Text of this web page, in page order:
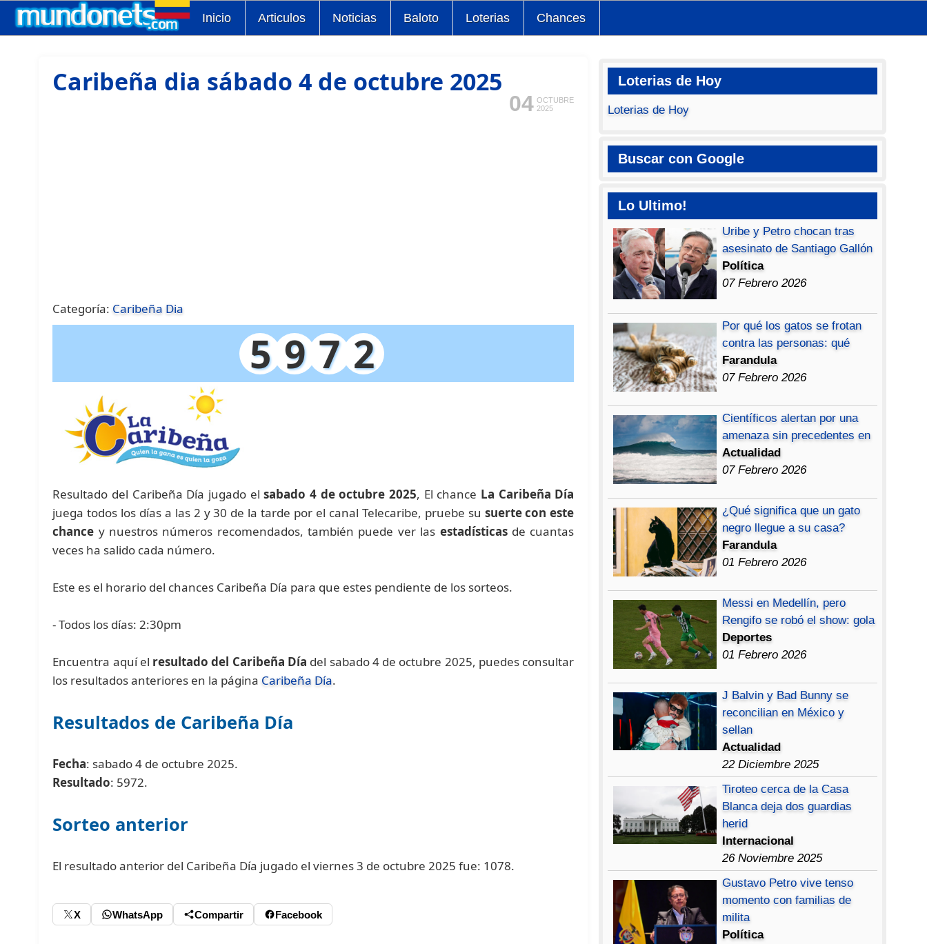
Inicio Articulos Noticias Baloto Loterias Chances
Caribeña dia sábado 4 de octubre 2025
04 OCTUBRE
2025
Categoría: Caribeña Dia
5 9 7 2
Resultado del Caribeña Día jugado elsabado 4 de octubre 2025, El chance La Caribeña Día
juega todos los días a las 2 y 30 de la tarde por el canal Telecaribe, pruebe su suerte con este
chance y nuestros números recomendados, también puede ver las estadísticas de cuantas
veces ha salido cada número.
Este es el horario del chances Caribeña Día para que estes pendiente de los sorteos.
- Todos los días: 2:30pm
Encuentra aquí el resultado del Caribeña Día del sabado 4 de octubre 2025, puedes consultar
los resultados anteriores en la página Caribeña Día.
Resultados de Caribeña Día
Fecha: sabado 4 de octubre 2025.
Resultado: 5972.
Sorteo anterior
El resultado anterior del Caribeña Día jugado el viernes 3 de octubre 2025 fue: 1078.
X WhatsApp Compartir Facebook
Loterias de Hoy
Loterias de Hoy
Buscar con Google
Lo Ultimo!
Uribe y Petro chocan tras
asesinato de Santiago Gallón
Política
07 Febrero 2026
Por qué los gatos se frotan
contra las personas: qué
Farandula
07 Febrero 2026
Científicos alertan por una
amenaza sin precedentes en
Actualidad
07 Febrero 2026
¿Qué significa que un gato
negro llegue a su casa?
Farandula
01 Febrero 2026
Messi en Medellín, pero
Rengifo se robó el show: gola
Deportes
01 Febrero 2026
J Balvin y Bad Bunny se
reconcilian en México y
sellan
Actualidad
22 Diciembre 2025
Tiroteo cerca de la Casa
Blanca deja dos guardias
herid
Internacional
26 Noviembre 2025
Gustavo Petro vive tenso
momento con familias de
milita
Política